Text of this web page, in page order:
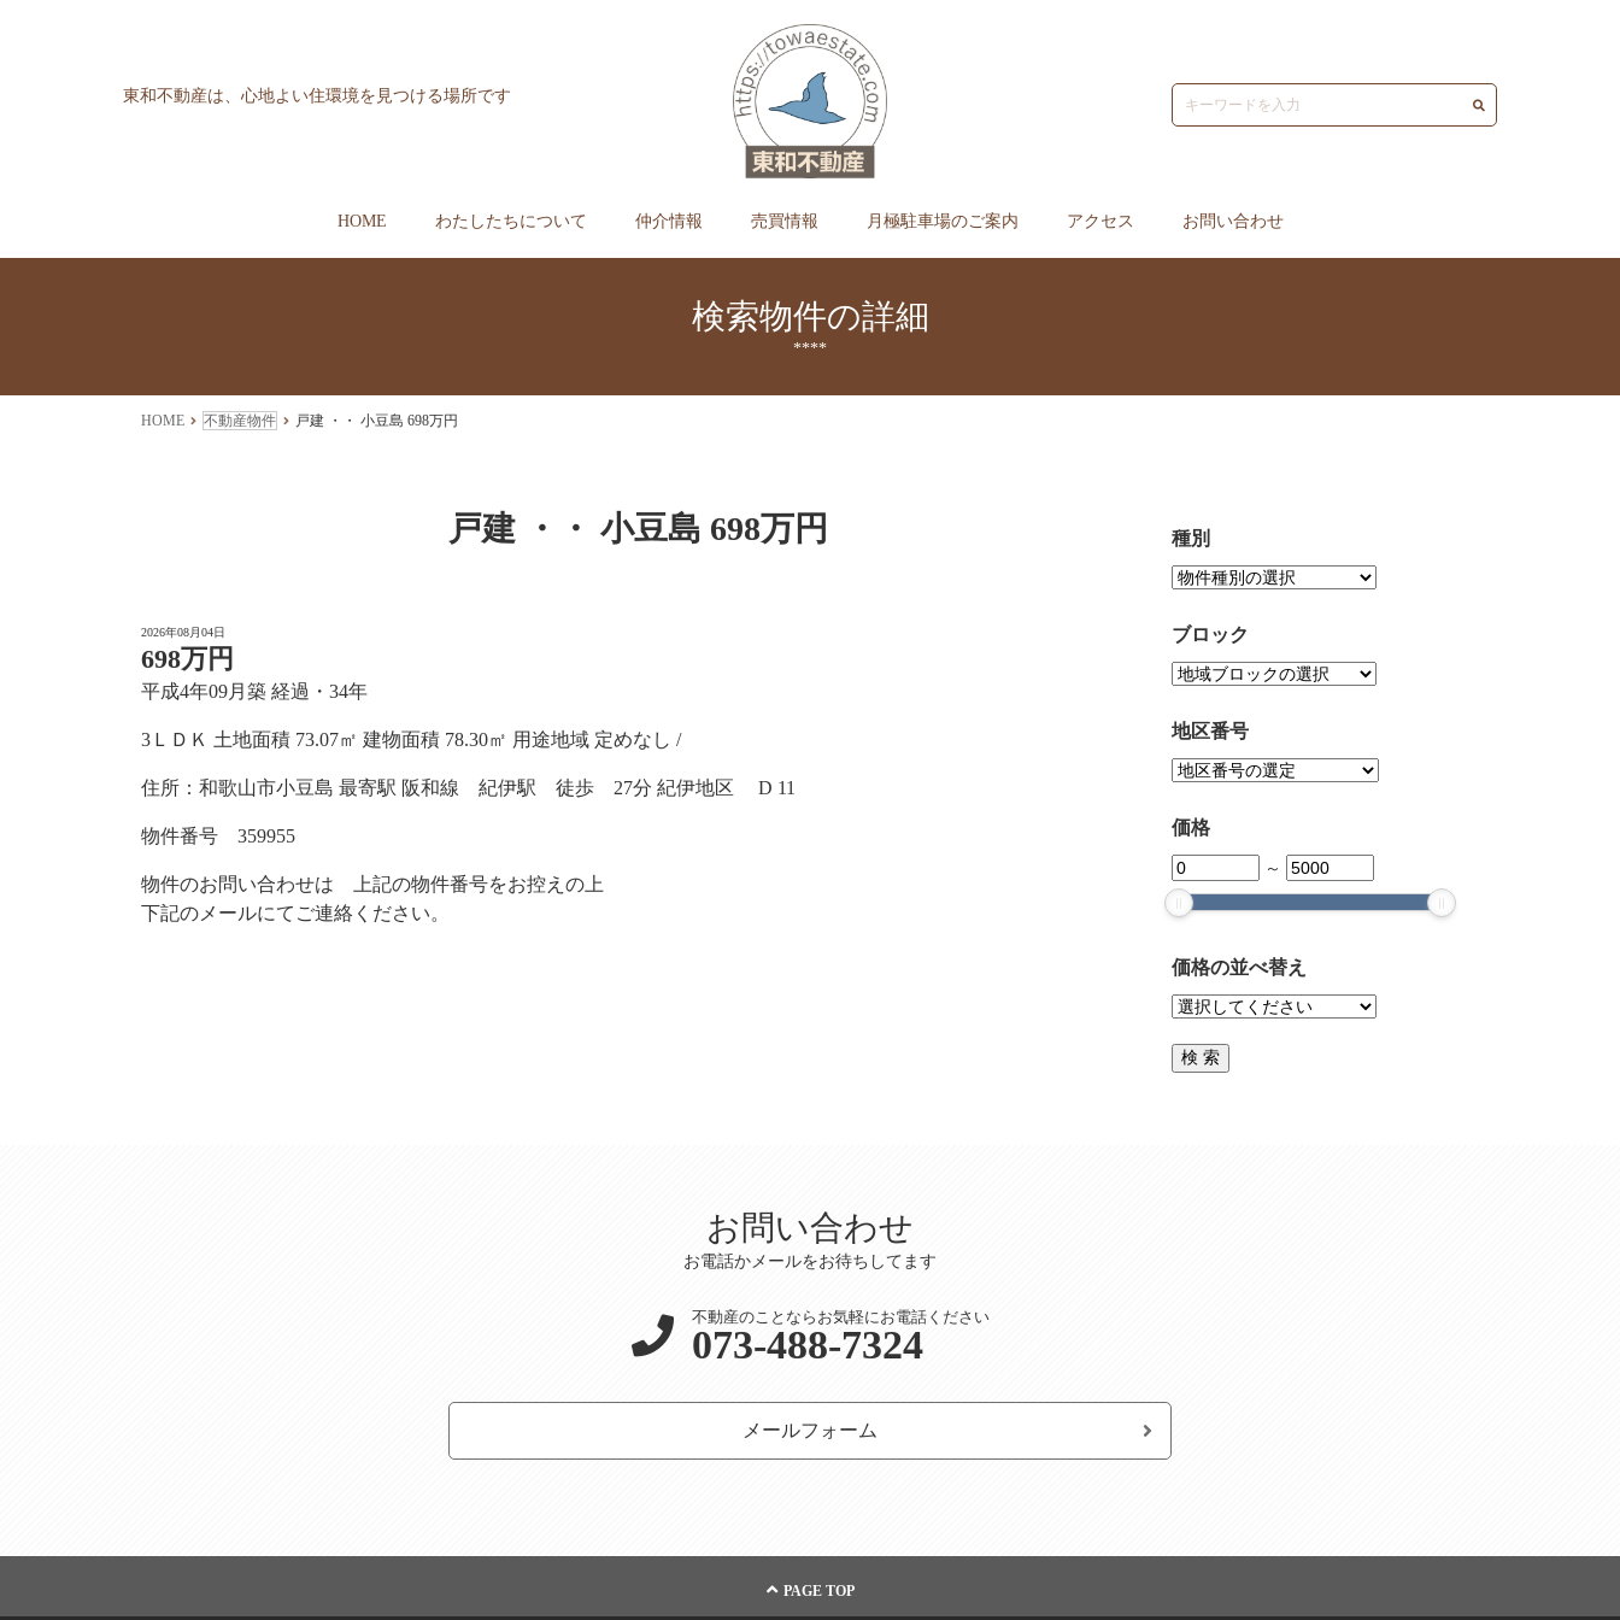
東和不動産は、心地よい住環境を見つける場所です
HOME わたしたちについて 仲介情報 売買情報 月極駐車場のご案内 アクセス お問い合わせ
検索物件の詳細
****
HOME 不動産物件 戸建 ・・ 小豆島 698万円
戸建 ・・ 小豆島 698万円
2026年08月04日
698万円
平成4年09月築 経過・34年
3ＬＤＫ 土地面積 73.07㎡ 建物面積 78.30㎡ 用途地域 定めなし /
住所：和歌山市小豆島 最寄駅 阪和線 紀伊駅 徒歩 27分 紀伊地区 D 11
物件番号 359955
物件のお問い合わせは 上記の物件番号をお控えの上
下記のメールにてご連絡ください。
種別
ブロック
地区番号
価格
～
価格の並べ替え
お問い合わせ
お電話かメールをお待ちしてます
不動産のことならお気軽にお電話ください
073-488-7324
メールフォーム
PAGE TOP